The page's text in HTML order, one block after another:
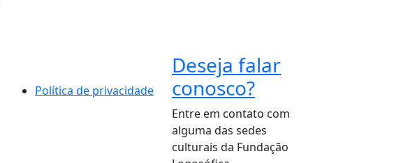
Política de privacidade
Deseja falar
conosco?
Entre em contato com
alguma das sedes
culturais da Fundação